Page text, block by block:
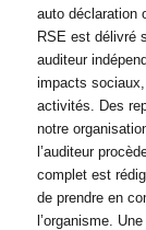
auto déclaration
RSE est délivré
auditeur
impacts
activités. Des
notre
l’auditeur
complet est
de prendre en
l’organisme.